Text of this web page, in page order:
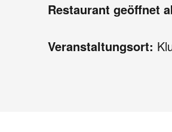
Restaurant geöffnet
Veranstaltungsort: